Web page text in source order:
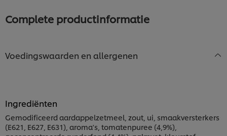
Complete productinformatie
Voedingswaarden en allergenen
Ingrediënten
Gemodificeerd aardappelzetmeel, zout, ui, smaakversterkers
(E621, E627, E631), aroma's, tomatenpuree (4,9%),